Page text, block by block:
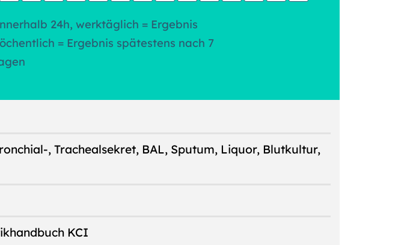
24h, werktäglich = Ergebnis
= Ergebnis spätestens nach 7
, Trachealsekret, BAL, Sputum, Liquor, Blutkultur,
KCI